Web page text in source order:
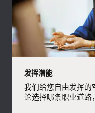
发挥潜能
我们给您自由发挥
论选择哪条职业道路